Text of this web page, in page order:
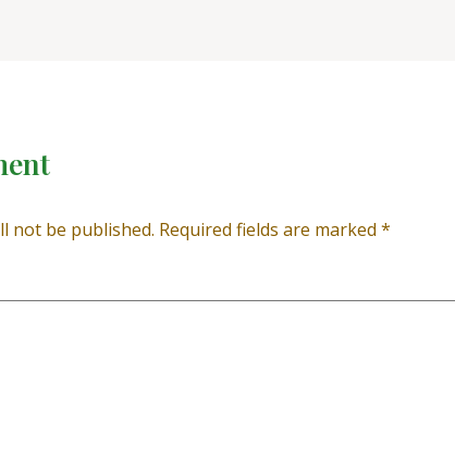
not be published. Required fields are marked *